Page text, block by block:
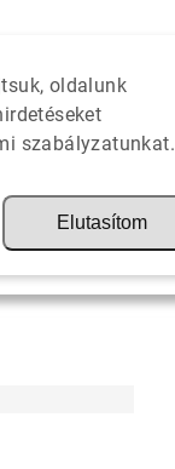
oldalunk
szabályzatunkat.
Elutasítom